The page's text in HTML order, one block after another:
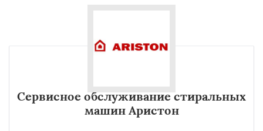
Сервисное обслуживание стиральных
машин Аристон